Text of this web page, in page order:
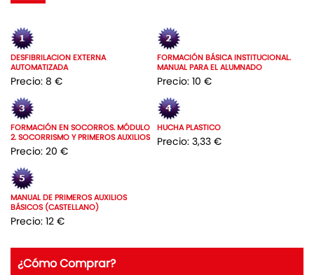
DESFIBRILACION EXTERNA
AUTOMATIZADA
Precio: 8 €
FORMACIÓN BÁSICA INSTITUCIONAL.
MANUAL PARA EL ALUMNADO
Precio: 10 €
FORMACIÓN EN SOCORROS. MÓDULO
2. SOCORRISMO Y PRIMEROS AUXILIOS
Precio: 20 €
HUCHA PLASTICO
Precio: 3,33 €
MANUAL DE PRIMEROS AUXILIOS
BÁSICOS (CASTELLANO)
Precio: 12 €
¿Cómo Comprar?